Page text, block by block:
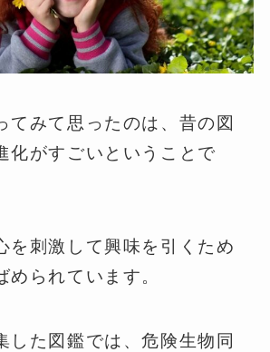
てみて思ったのは、昔の図
化がすごいということで
を刺激して興味を引くため
められています。
した図鑑では、危険生物同